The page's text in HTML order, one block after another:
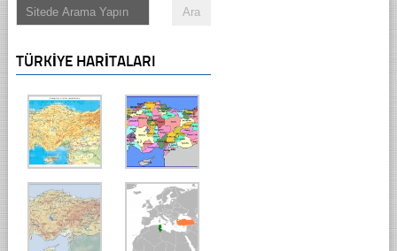
TÜRKIYE HARITALARI